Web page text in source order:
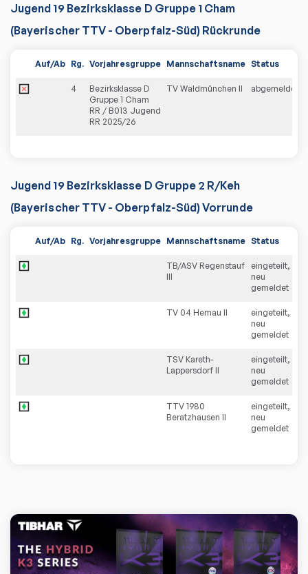
Jugend 19 Bezirksklasse D Gruppe 1 Cham
(Bayerischer TTV - Oberpfalz-Süd) Rückrunde
Auf/Ab Rg. Vorjahresgruppe Mannschaftsname Status
4
Bezirksklasse D
Gruppe 1 Cham
RR / B013 Jugend
RR 2025/26
TV Waldmünchen II abgemeldet
Jugend 19 Bezirksklasse D Gruppe 2 R/Keh
(Bayerischer TTV - Oberpfalz-Süd) Vorrunde
Auf/Ab Rg. Vorjahresgruppe Mannschaftsname Status
TB/ASV Regenstauf
III
eingeteilt,
neu
gemeldet
TV 04 Hemau II
eingeteilt,
neu
gemeldet
TSV Kareth-
Lappersdorf II
eingeteilt,
neu
gemeldet
TTV 1980
Beratzhausen II
eingeteilt,
neu
gemeldet